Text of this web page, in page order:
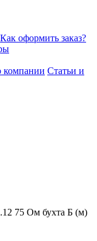
Как оформить заказ?
Статьи и
75 Ом бухта Б (м)